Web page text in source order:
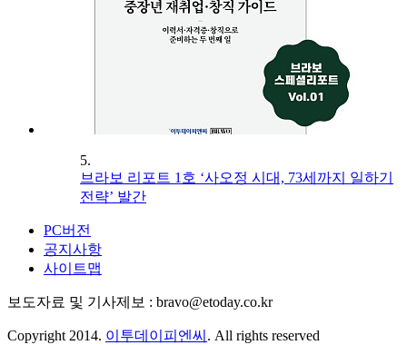
5.
브라보 리포트 1호 ‘사오정 시대, 73세까지 일하기
전략’ 발간
PC버전
공지사항
사이트맵
보도자료 및 기사제보 : bravo@etoday.co.kr
Copyright 2014. 이투데이피엔씨 . All rights reserved